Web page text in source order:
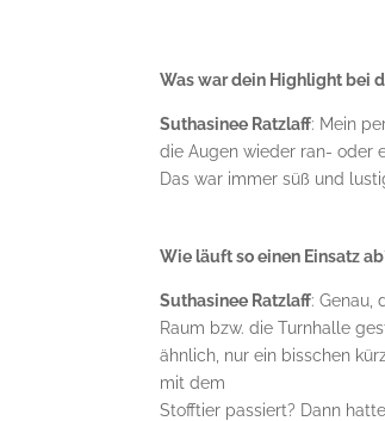
Was war dein Highlight bei
Suthasinee Ratzlaff: Mein
die Augen wieder ran- oder
Das war immer süß und
Wie läuft so einen Einsatz
Suthasinee Ratzlaff: Genau,
Raum bzw. die Turnhalle
ähnlich, nur ein bisschen
mit dem
Stofftier passiert? Dann